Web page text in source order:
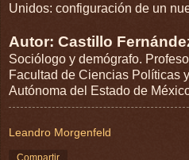
Unidos: configuración de un
Autor: Castillo
Sociólogo y demógrafo.
Facultad de Ciencias Políticas
Autónoma del Estado de
Leandro Morgenfeld
Compartir